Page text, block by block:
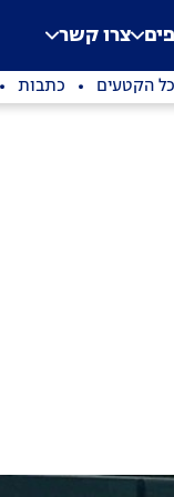
צרו קשר
כל הקטעים כתבות